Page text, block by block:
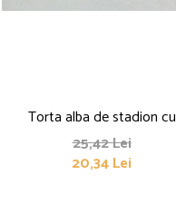
Torta alba de stadion cu
stroboscop
25,42 Lei
20,34 Lei